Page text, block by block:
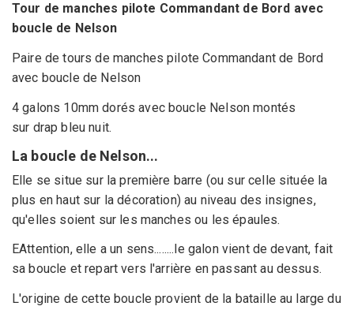
Tour de manches pilote Commandant de Bord avec
boucle de Nelson
Paire de tours de manches pilote Commandant de Bord
avec boucle de Nelson
4 galons 10mm dorés avec boucle Nelson montés
sur drap bleu nuit.
La boucle de Nelson...
Elle se situe sur la première barre (ou sur celle située la
plus en haut sur la décoration) au niveau des insignes,
qu'elles soient sur les manches ou les épaules.
EAttention, elle a un sens........le galon vient de devant, fait
sa boucle et repart vers l'arrière en passant au dessus.
L'origine de cette boucle provient de la bataille au large du